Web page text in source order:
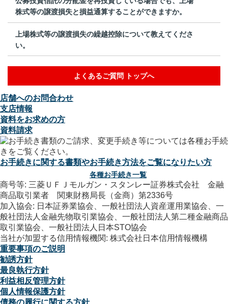
株式等の譲渡損失と損益通算することができますか。
上場株式等の譲渡損失の繰越控除について教えてくださ
い。
よくあるご質問 トップへ
店舗へのお問合わせ
支店情報
資料をお求めの方
資料請求
お手続きに関する書類やお手続き方法をご覧になりたい方
各種お手続き一覧
商号等: 三菱ＵＦＪモルガン・スタンレー証券株式会社 金融
商品取引業者 関東財務局長（金商）第2336号
加入協会: 日本証券業協会、一般社団法人資産運用業協会、一
般社団法人金融先物取引業協会、一般社団法人第二種金融商品
取引業協会、一般社団法人日本STO協会
当社が加盟する信用情報機関: 株式会社日本信用情報機構
重要事項のご説明
勧誘方針
最良執行方針
利益相反管理方針
個人情報保護方針